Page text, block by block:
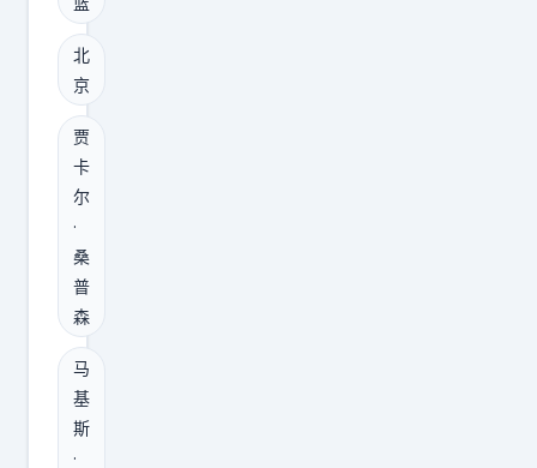
年
加
盟
首
钢
的
是
两
年
类
生
，
2
8
岁
，
正
是
一
个
后
卫
最
成
规
则
很
明
白
，
熬
够
三
个
赛
季
，
第
一
个
消
息
辽
宁
追
求
广
东
中
北
京
贾
卡
尔
·
桑
普
森
马
基
斯
·